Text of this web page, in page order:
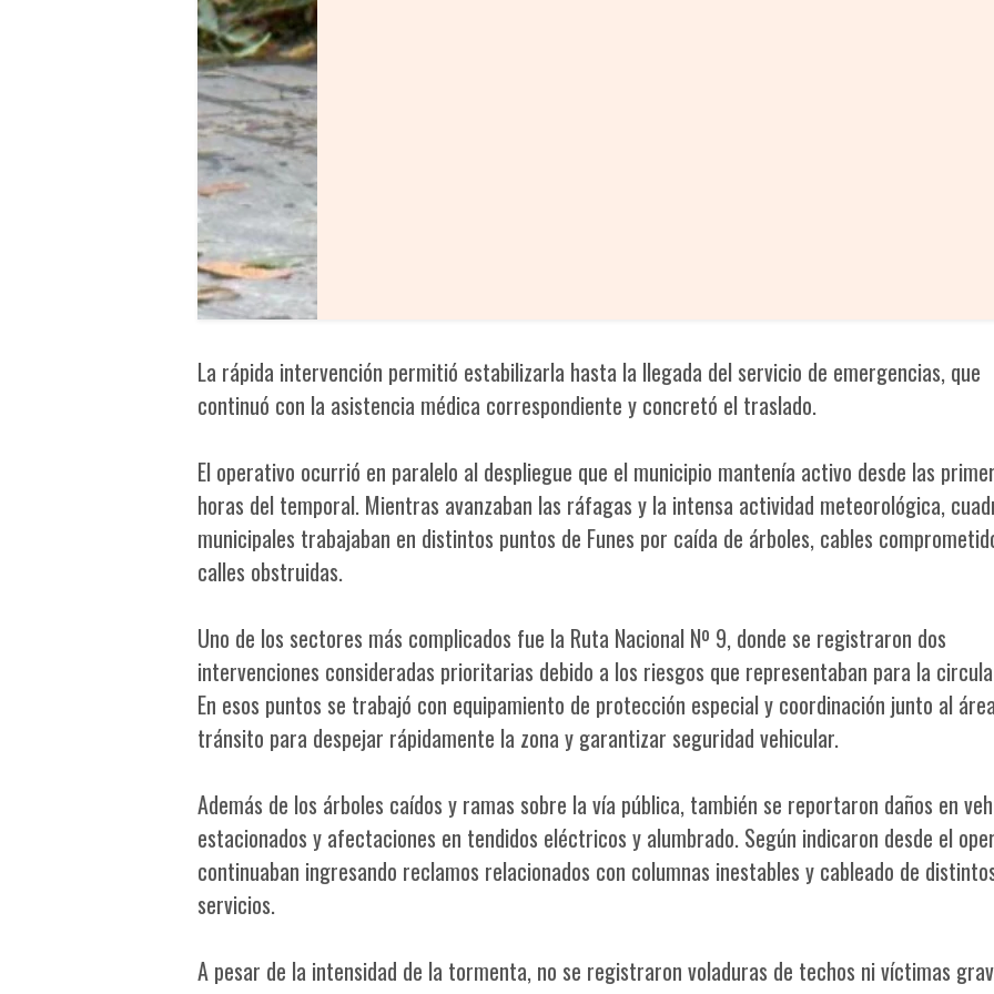
La rápida intervención permitió estabilizarla hasta la llegada del servicio de emergencias, que
continuó con la asistencia médica correspondiente y concretó el traslado.
El operativo ocurrió en paralelo al despliegue que el municipio mantenía activo desde las
horas del temporal. Mientras avanzaban las ráfagas y la intensa actividad meteorológica,
municipales trabajaban en distintos puntos de Funes por caída de árboles, cables
calles obstruidas.
Uno de los sectores más complicados fue la Ruta Nacional Nº 9, donde se registraron dos
intervenciones consideradas prioritarias debido a los riesgos que representaban para la
En esos puntos se trabajó con equipamiento de protección especial y coordinación junto al
tránsito para despejar rápidamente la zona y garantizar seguridad vehicular.
Además de los árboles caídos y ramas sobre la vía pública, también se reportaron daños en
estacionados y afectaciones en tendidos eléctricos y alumbrado. Según indicaron desde el
continuaban ingresando reclamos relacionados con columnas inestables y cableado de
servicios.
A pesar de la intensidad de la tormenta, no se registraron voladuras de techos ni víctimas